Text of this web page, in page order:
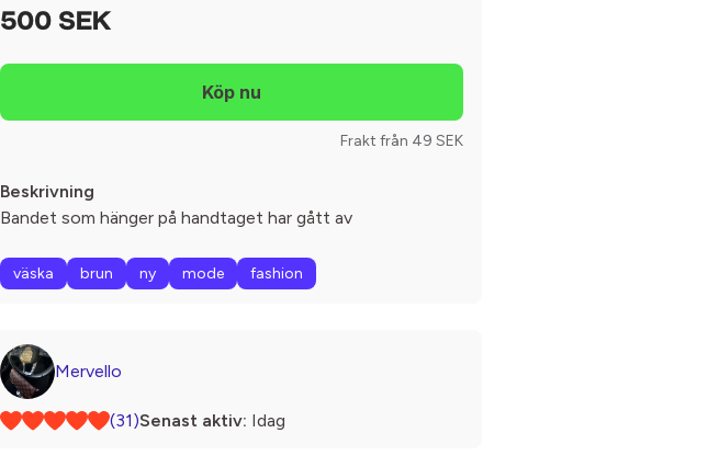
500 SEK
Frakt från 49 SEK
Beskrivning
Bandet som hänger på handtaget har gått av
väska brun ny mode fashion
Mervello
(31)Senast aktiv: Idag